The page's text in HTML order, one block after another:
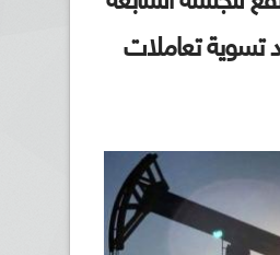
تسوية تعاملات